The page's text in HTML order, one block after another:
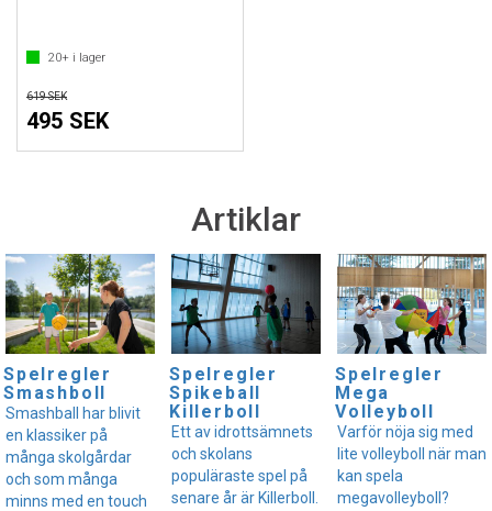
20+ i lager
619 SEK
495 SEK
Artiklar
Spelregler
Smashboll
Smashball har blivit
en klassiker på
många skolgårdar
och som många
minns med en touch
Spelregler
Spikeball
Killerboll
Ett av idrottsämnets
och skolans
populäraste spel på
senare år är Killerboll.
Spelregler
Mega
Volleyboll
Varför nöja sig med
lite volleyboll när man
kan spela
megavolleyboll?